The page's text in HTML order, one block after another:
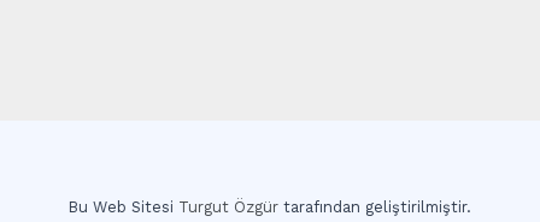
Bu Web Sitesi Turgut Özgür tarafından geliştirilmiştir.